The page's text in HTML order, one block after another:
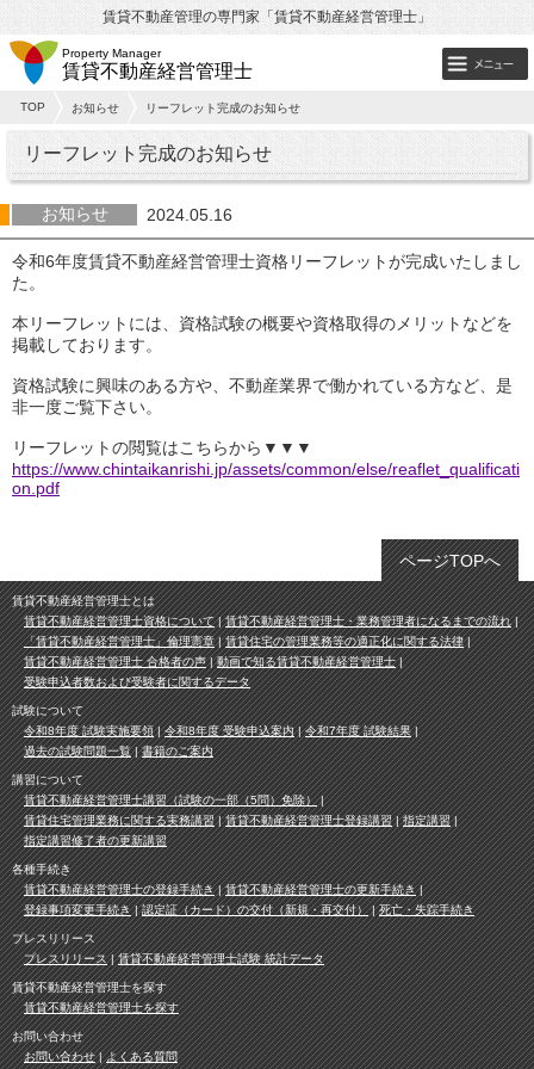
賃貸不動産管理の専門家「賃貸不動産経営管理士」
Property Manager
賃貸不動産経営管理士
TOP お知らせ リーフレット完成のお知らせ
リーフレット完成のお知らせ
お知らせ 2024.05.16
令和6年度賃貸不動産経営管理士資格リーフレットが完成いたしまし
た。
本リーフレットには、資格試験の概要や資格取得のメリットなどを
掲載しております。
資格試験に興味のある方や、不動産業界で働かれている方など、是
非一度ご覧下さい。
リーフレットの閲覧はこちらから▼▼▼
https://www.chintaikanrishi.jp/assets/common/else/reaflet_qualificati
on.pdf
ページTOPへ
賃貸不動産経営管理士とは
賃貸不動産経営管理士資格について
賃貸不動産経営管理士・業務管理者になるまでの流れ
「賃貸不動産経営管理士」倫理憲章
賃貸住宅の管理業務等の適正化に関する法律
賃貸不動産経営管理士 合格者の声
動画で知る賃貸不動産経営管理士
受験申込者数および受験者に関するデータ
試験について
令和8年度 試験実施要領
令和8年度 受験申込案内
令和7年度 試験結果
過去の試験問題一覧
書籍のご案内
講習について
賃貸不動産経営管理士講習（試験の一部（5問）免除）
賃貸住宅管理業務に関する実務講習
賃貸不動産経営管理士登録講習
指定講習
指定講習修了者の更新講習
各種手続き
賃貸不動産経営管理士の登録手続き
賃貸不動産経営管理士の更新手続き
登録事項変更手続き
認定証（カード）の交付（新規・再交付） 死亡・失踪手続き
プレスリリース
プレスリリース
賃貸不動産経営管理士試験 統計データ
賃貸不動産経営管理士を探す
賃貸不動産経営管理士を探す
お問い合わせ
お問い合わせ
よくある質問